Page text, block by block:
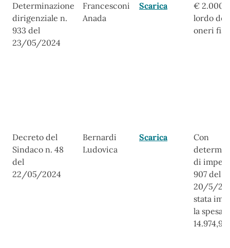
Determinazione
dirigenziale n.
933 del
23/05/2024
Francesconi
Anada
Scarica
€
lordo
oneri
Decreto del
Sindaco n. 48
del
22/05/2024
Bernardi
Ludovica
Scarica
Con
di
907 del
20/5/
stata
la spesa
14.974,95